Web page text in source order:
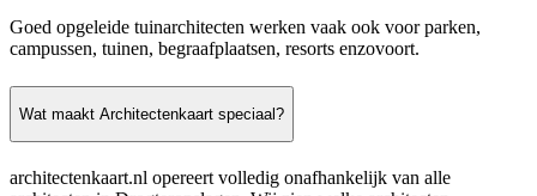
Goed opgeleide tuinarchitecten werken vaak ook voor parken,
campussen, tuinen, begraafplaatsen, resorts enzovoort.
Wat maakt Architectenkaart speciaal?
architectenkaart.nl opereert volledig onafhankelijk van alle